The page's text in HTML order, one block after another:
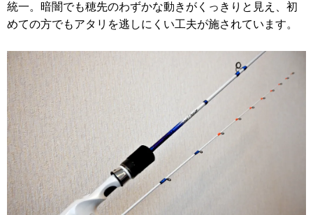
統一。暗闇でも穂先のわずかな動きがくっきりと見え、初
めての方でもアタリを逃しにくい工夫が施されています。